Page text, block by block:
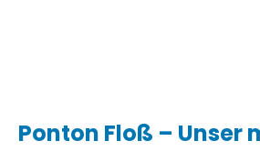
Ponton Floß – Unser